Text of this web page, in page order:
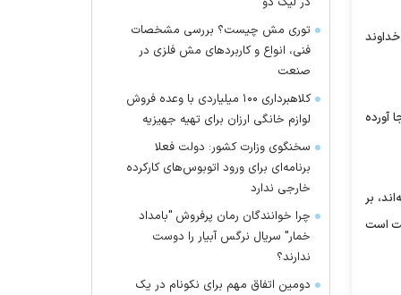
آورده
بر
است
توری مش چیست؟ بررسی مشخصات
فنی، انواع و کاربردهای مش فلزی در
صنعت
کلاهبرداری ۱۰۰ میلیاردی با وعده فروش
لوازم خانگی ارزان برای تهیه جهیزیه
سخنگوی وزارت کشور: دولت فعلا
برنامه‌ای برای ورود اتوبوس‌های کارکرده
خارجی ندارد
چرا خوانندگان رمان پرفروش "بامداد
خمار" سریال نرگس آبیار را دوست
ندارند؟
دومین اتفاق مهم برای نکونام در یک